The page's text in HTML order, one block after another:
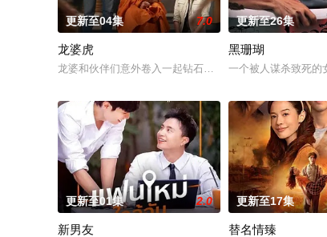
更新至04集 7.0
龙婆虎
龙婆和伙伴们意外卷入一起钻石抢劫案，成为警方怀疑的
更新至26集
黑珊瑚
一个被人谋杀致死的
更新至01集 2.0
新男友
更新至17集
替名情臻